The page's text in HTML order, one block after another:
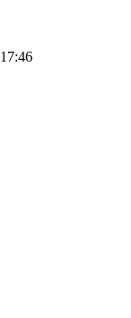
17:46